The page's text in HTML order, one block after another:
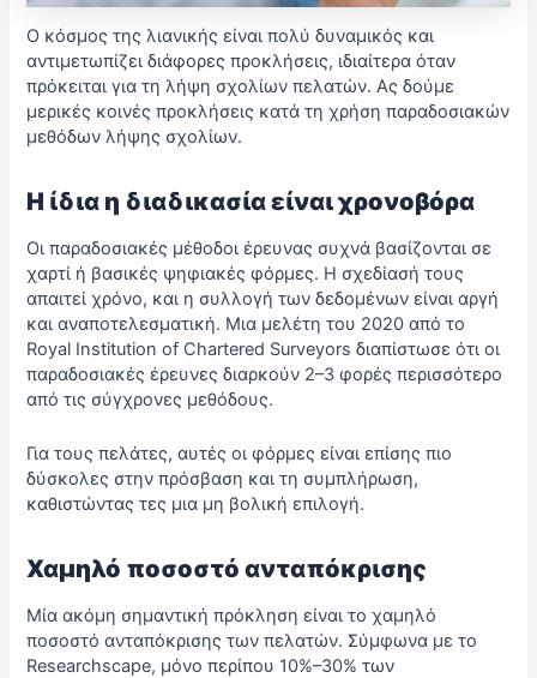
Ο κόσμος της λιανικής είναι πολύ δυναμικός και
αντιμετωπίζει διάφορες προκλήσεις, ιδιαίτερα όταν
πρόκειται για τη λήψη σχολίων πελατών. Ας δούμε
μερικές κοινές προκλήσεις κατά τη χρήση παραδοσιακών
μεθόδων λήψης σχολίων.
Η ίδια η διαδικασία είναι χρονοβόρα
Οι παραδοσιακές μέθοδοι έρευνας συχνά βασίζονται σε
χαρτί ή βασικές ψηφιακές φόρμες. Η σχεδίασή τους
απαιτεί χρόνο, και η συλλογή των δεδομένων είναι αργή
και αναποτελεσματική. Μια μελέτη του 2020 από το
Royal Institution of Chartered Surveyors διαπίστωσε ότι οι
παραδοσιακές έρευνες διαρκούν 2–3 φορές περισσότερο
από τις σύγχρονες μεθόδους.
Για τους πελάτες, αυτές οι φόρμες είναι επίσης πιο
δύσκολες στην πρόσβαση και τη συμπλήρωση,
καθιστώντας τες μια μη βολική επιλογή.
Χαμηλό ποσοστό ανταπόκρισης
Μία ακόμη σημαντική πρόκληση είναι το χαμηλό
ποσοστό ανταπόκρισης των πελατών. Σύμφωνα με το
Researchscape, μόνο περίπου 10%–30% των